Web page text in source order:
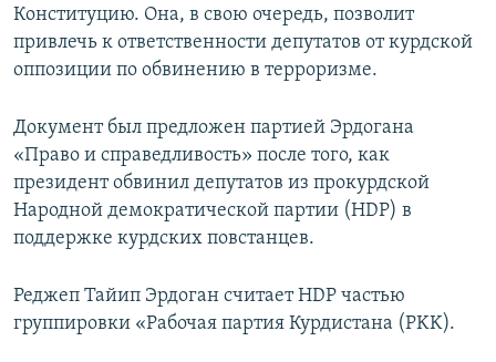
Конституцию. Она, в свою очередь, позволит
привлечь к ответственности депутатов от курдской
оппозиции по обвинению в терроризме.
Документ был предложен партией Эрдогана
«Право и справедливость» после того, как
президент обвинил депутатов из прокурдской
Народной демократической партии (HDP) в
поддержке курдских повстанцев.
Реджеп Тайип Эрдоган считает HDP частью
группировки «Рабочая партия Курдистана (PKK).